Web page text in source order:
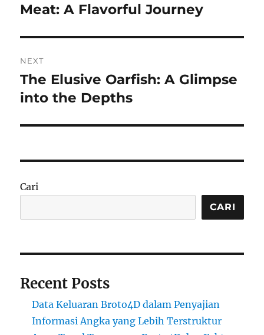
post:
Meat: A Flavorful Journey
NEXT
Next
post:
The Elusive Oarfish: A Glimpse
into the Depths
Cari
CARI
Recent Posts
Data Keluaran Broto4D dalam Penyajian
Informasi Angka yang Lebih Terstruktur